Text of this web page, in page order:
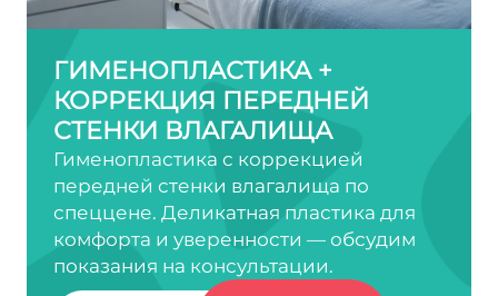
ГИМЕНОПЛАСТИКА +
КОРРЕКЦИЯ ПЕРЕДНЕЙ
СТЕНКИ ВЛАГАЛИЩА
Гименопластика с коррекцией
передней стенки влагалища по
спеццене. Деликатная пластика для
комфорта и уверенности — обсудим
показания на консультации.